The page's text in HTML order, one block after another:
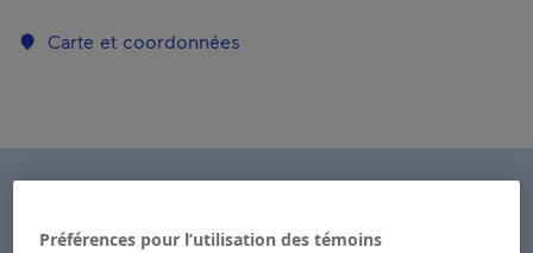
Carte et coordonnées
Préférences pour l’utilisation des témoins